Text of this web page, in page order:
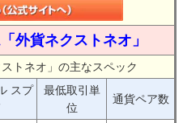
外貨ネクストネオ」
トネオ」の主なスペック
スプ
最低取引単
位
通貨ペア数